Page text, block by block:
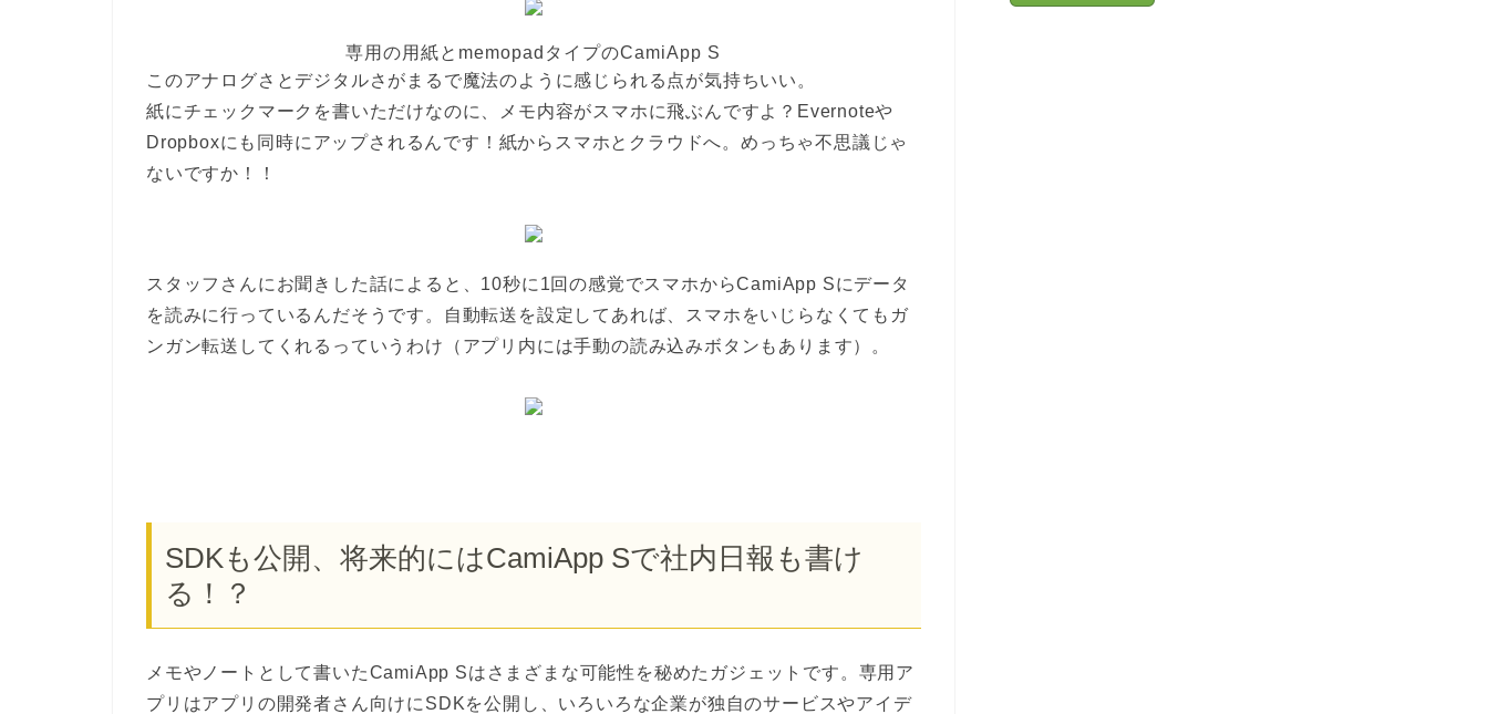
専用の用紙とmemopadタイプのCamiApp S
このアナログさとデジタルさがまるで魔法のように感じられる点が気持ちいい。
紙にチェックマークを書いただけなのに、メモ内容がスマホに飛ぶんですよ？Evernoteや
Dropboxにも同時にアップされるんです！紙からスマホとクラウドへ。めっちゃ不思議じゃ
ないですか！！
スタッフさんにお聞きした話によると、10秒に1回の感覚でスマホからCamiApp Sにデータ
を読みに行っているんだそうです。自動転送を設定してあれば、スマホをいじらなくてもガ
ンガン転送してくれるっていうわけ（アプリ内には手動の読み込みボタンもあります）。
SDKも公開、将来的にはCamiApp Sで社内日報も書け
る！？
メモやノートとして書いたCamiApp Sはさまざまな可能性を秘めたガジェットです。専用ア
プリはアプリの開発者さん向けにSDKを公開し、いろいろな企業が独自のサービスやアイデ